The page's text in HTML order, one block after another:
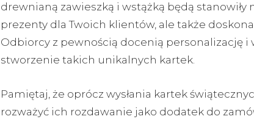
drewnianą zawieszką i wstążką będą stanowiły
prezenty dla Twoich klientów, ale także
Odbiorcy z pewnością docenią personalizację i
stworzenie takich unikalnych kartek.
Pamiętaj, że oprócz wysłania kartek
rozważyć ich rozdawanie jako dodatek do